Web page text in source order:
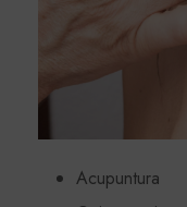
Acupuntura